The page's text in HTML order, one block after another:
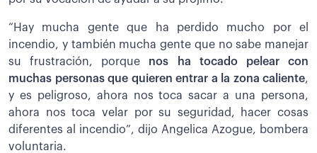
“Hay mucha gente que ha perdido mucho por el
incendio, y también mucha gente que no sabe manejar
su frustración, porque nos ha tocado pelear con
muchas personas que quieren entrar a la zona caliente,
y es peligroso, ahora nos toca sacar a una persona,
ahora nos toca velar por su seguridad, hacer cosas
diferentes al incendio”, dijo Angelica Azogue, bombera
voluntaria.